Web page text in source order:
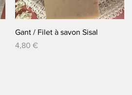
Aperçu rapide
Gant / Filet à savon Sisal
Prix
4,80 €